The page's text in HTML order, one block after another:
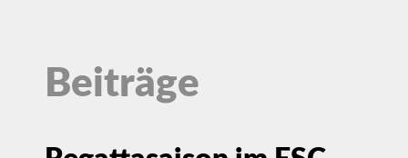
Beiträge